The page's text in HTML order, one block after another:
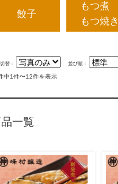
餃子
もつ煮
もつ焼き
替： 並び順：
中1件〜12件を表示
一覧